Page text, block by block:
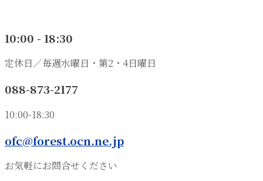
10:00 - 18:30
定休日／毎週水曜日・第2・4日曜日
088-873-2177
10:00-18:30
ofc@forest.ocn.ne.jp
お気軽にお問合せください